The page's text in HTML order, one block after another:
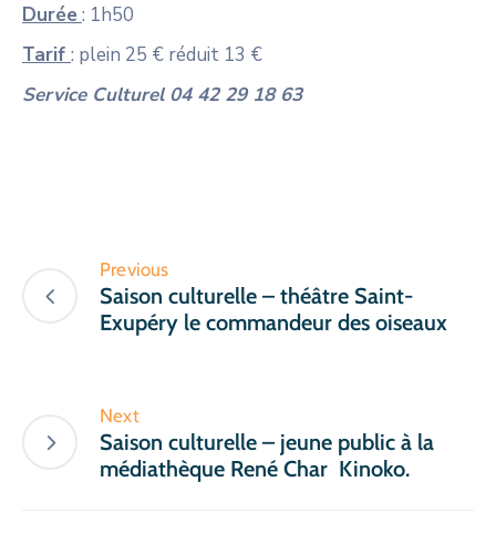
Durée : 1h50
Tarif : plein 25 € réduit 13 €
Service Culturel 04 42 29 18 63
Previous
Saison culturelle – théâtre Saint-
Exupéry le commandeur des oiseaux
Next
Saison culturelle – jeune public à la
médiathèque René Char Kinoko.